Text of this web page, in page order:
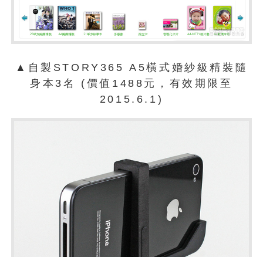
▲ 自製STORY365 A5橫式婚紗級精裝隨
身本3名 (價值1488元，有效期限至
2015.6.1)